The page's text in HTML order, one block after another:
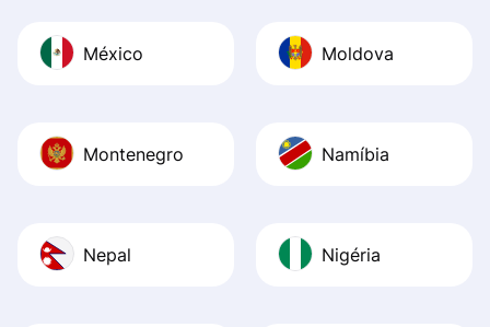
México Moldova
Montenegro Namíbia
Nepal Nigéria